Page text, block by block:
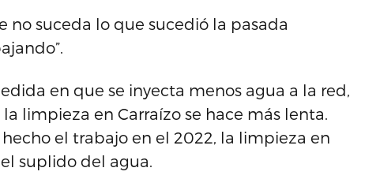
no suceda lo que sucedió la pasada
en que se inyecta menos agua a la red,
limpieza en Carraízo se hace más lenta.
el trabajo en el 2022, la limpieza en
suplido del agua.